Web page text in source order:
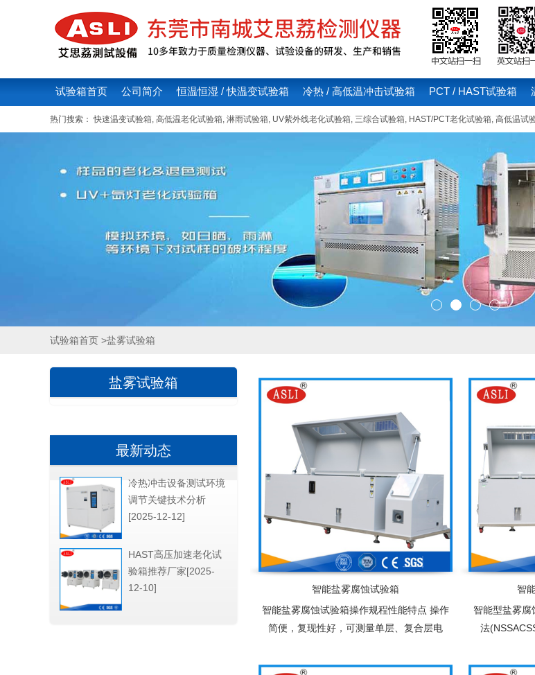
试验箱首页 公司简介 恒温恒湿 / 快温变试验箱 冷热 / 高低温冲击试验箱 PCT / HAST试验箱
热门搜索：快速温变试验箱, 高低温老化试验箱, 淋雨试验箱, UV紫外线老化试验箱, 三综合试验箱, HAST/PCT老化试验箱, 高低温试
试验箱首页 >盐雾试验箱
智能盐雾腐蚀试验箱
智能盐雾腐蚀试验箱操作规程性能特点 操作
简便，复现性好，可测量单层、复合层电
理后,直观显示各层厚度及电位差
智
智能型盐雾腐
法
盐雾试验箱
最新动态
冷热冲击设备测试环境
调节关键技术分析
[2025-12-12]
HAST高压加速老化试
验箱推荐厂家[2025-
12-10]